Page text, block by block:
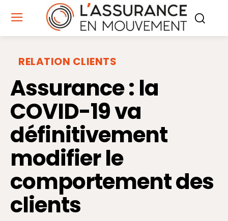
RELATION CLIENTS
Assurance : la
COVID-19 va
définitivement
modifier le
comportement des
clients